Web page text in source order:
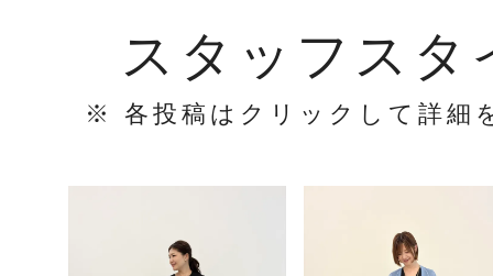
スタッフスタ
※ 各投稿はクリックして詳細